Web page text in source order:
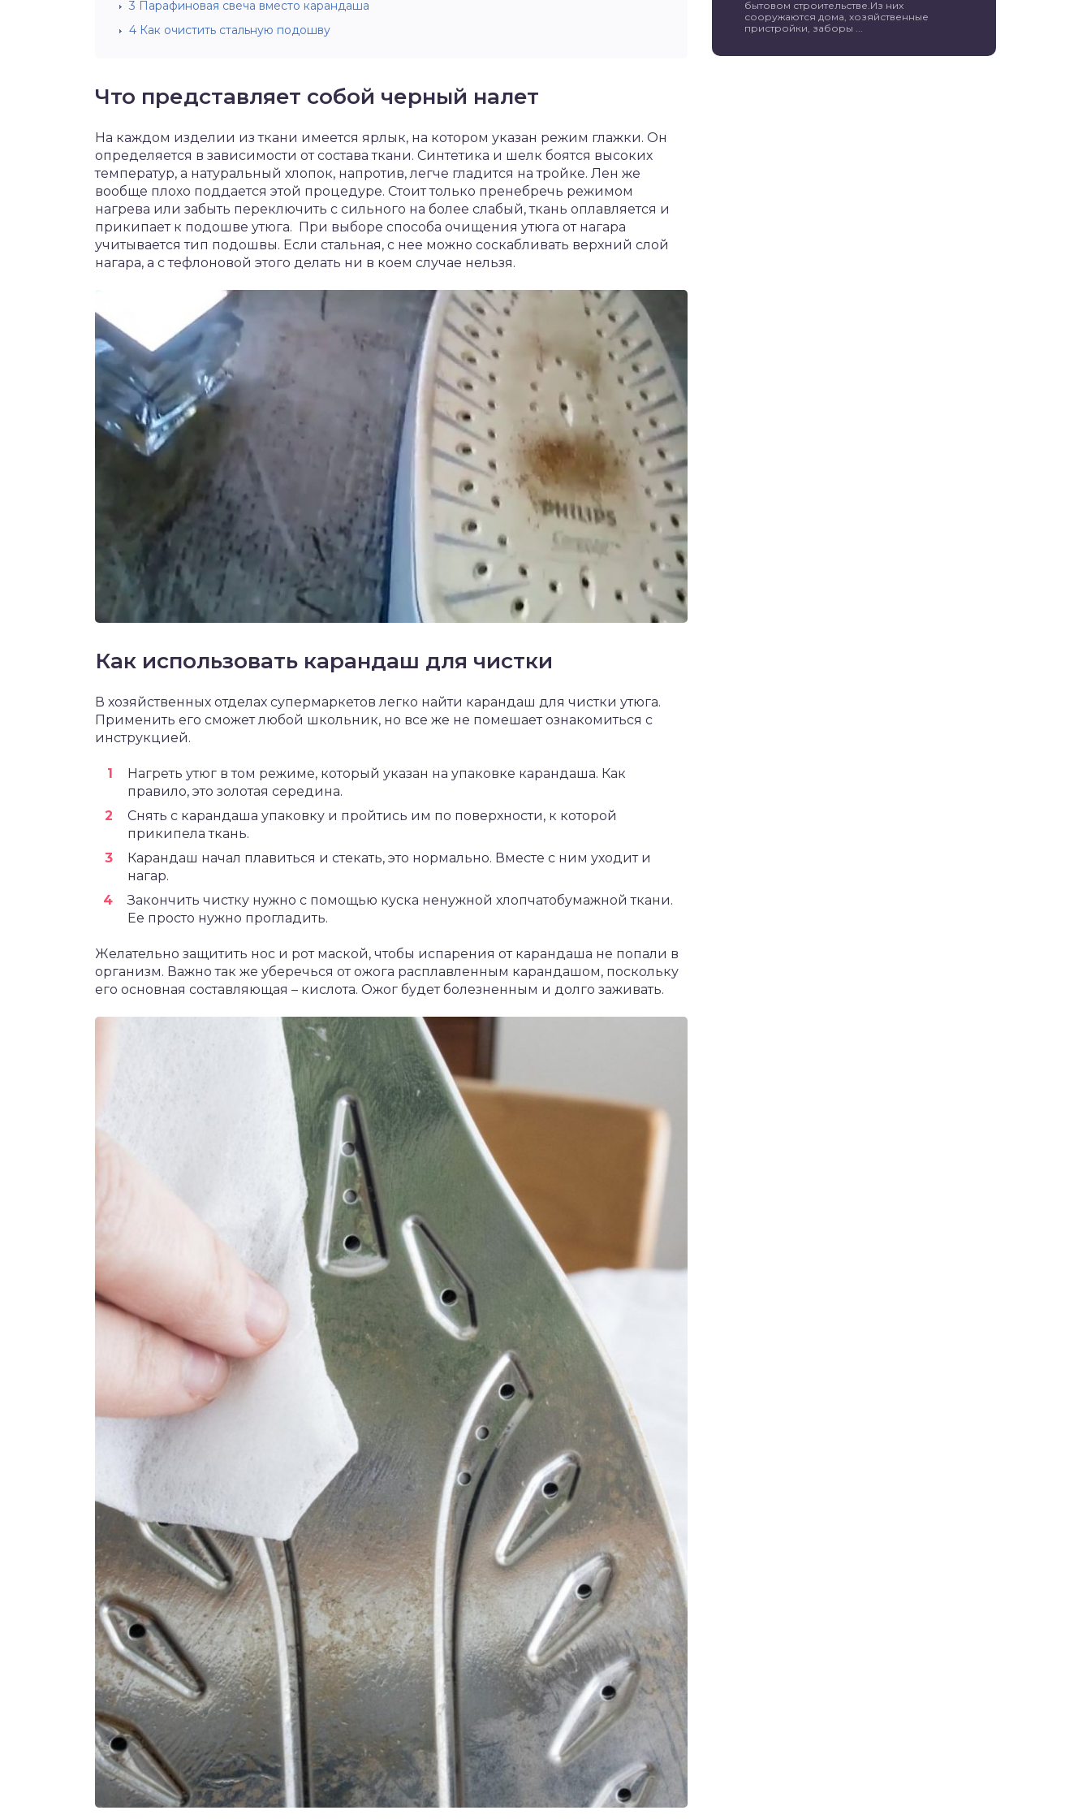
3 Парафиновая свеча вместо карандаша
4 Как очистить стальную подошву
Что представляет собой черный налет
На каждом изделии из ткани имеется ярлык, на котором указан режим глажки. Он
определяется в зависимости от состава ткани. Синтетика и шелк боятся высоких
температур, а натуральный хлопок, напротив, легче гладится на тройке. Лен же
вообще плохо поддается этой процедуре. Стоит только пренебречь режимом
нагрева или забыть переключить с сильного на более слабый, ткань оплавляется и
прикипает к подошве утюга. При выборе способа очищения утюга от нагара
учитывается тип подошвы. Если стальная, с нее можно соскабливать верхний слой
нагара, а с тефлоновой этого делать ни в коем случае нельзя.
Как использовать карандаш для чистки
В хозяйственных отделах супермаркетов легко найти карандаш для чистки утюга.
Применить его сможет любой школьник, но все же не помешает ознакомиться с
инструкцией.
Нагреть утюг в том режиме, который указан на упаковке карандаша. Как
правило, это золотая середина.
Снять с карандаша упаковку и пройтись им по поверхности, к которой
прикипела ткань.
Карандаш начал плавиться и стекать, это нормально. Вместе с ним уходит и
нагар.
Закончить чистку нужно с помощью куска ненужной хлопчатобумажной ткани.
Ее просто нужно прогладить.
Желательно защитить нос и рот маской, чтобы испарения от карандаша не попали в
организм. Важно так же уберечься от ожога расплавленным карандашом, поскольку
его основная составляющая – кислота. Ожог будет болезненным и долго заживать.
бытовом строительстве.Из них
сооружаются дома, хозяйственные
пристройки, заборы ...